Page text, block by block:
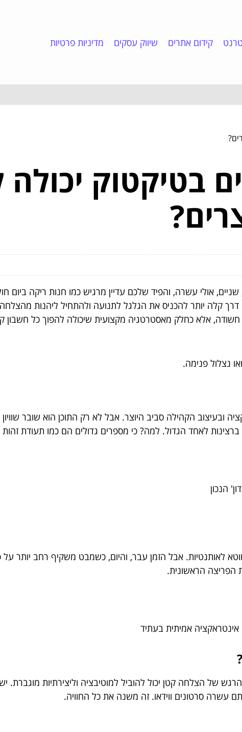
קידום אתרים שיווק עסקים מדיניות פרטיות
בטיקטוק יכולה
אולי עשרה, והפיד שלכם עדיין מרגיש כמו חנות ריקה ביום
קלה יותר להכניס את הגלגל לתנועה ולהתחיל ליהנות
אלא כחלק מאסטרטגיה מקצועית שיכולה להפוך כל חשבון
נצלול פנימה.
ובעיצוב הקהילה סביב היוצר. אבל לא רק התוכן הוא שובר
לאחד הגדול. למה? כי מספרים גדולים הם כמו תעודת
הנכון
אבל הזמן עבר, והיום, כשמבט משקיף רחב יותר על
הפריצה הראשונית.
אמיתית בעתיד
של הצלחה קטן יכול להוביל למוטיבציה וליצירתיות מוגברת.
סרטונים ווידאו. זה משנה את כל החוויה.